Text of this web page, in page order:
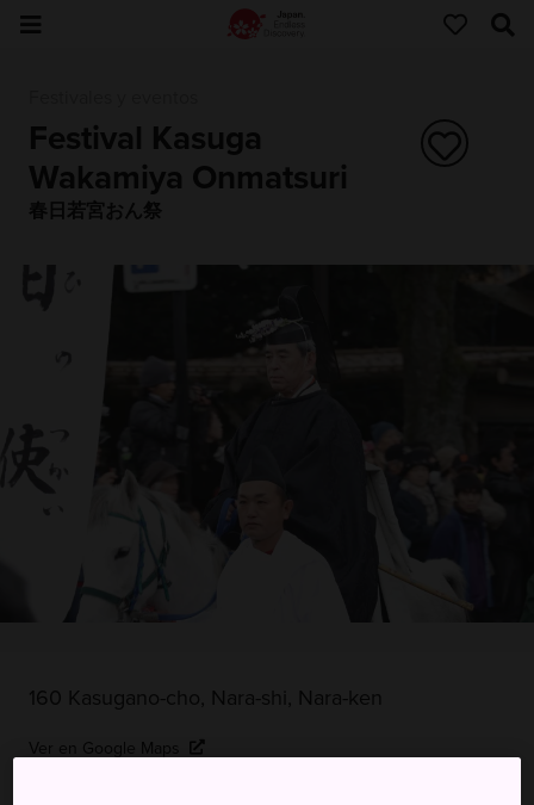
Festival Kasuga
Wakamiya Onmatsuri
春日若宮おん祭
160 Kasugano-cho, Nara-shi, Nara-ken
Ver en Google Maps